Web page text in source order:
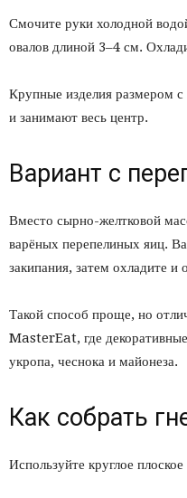
Смочите руки холодной
овалов длиной 3–4 см.
Крупные изделия размером
и занимают весь центр.
Вариант с
Вместо сырно-желтковой
варёных перепелиных яиц.
закипания, затем охладите и
Такой способ проще, но
MasterEat, где
укропа, чеснока и майонеза.
Как собрать
Используйте круглое